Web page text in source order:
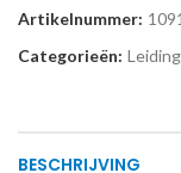
Artikelnummer:
Categorieën:
BESCHRIJVING